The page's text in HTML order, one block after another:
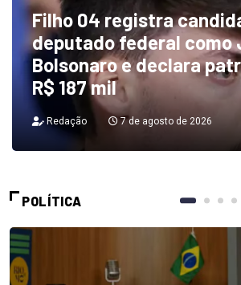
Filho 04 registra
deputado federal como
Bolsonaro e declara
R$ 187 mil
Redação 7 de agosto de 2026
POLÍTICA